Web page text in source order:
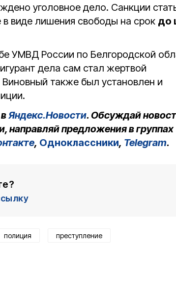
уголовное дело. Санкции
виде лишения свободы на срок до
УМВД России по Белгородской
дела сам стал жертвой
Виновный также был установлен и
Яндекс.Новости. Обсуждай
направляй предложения в группах
, Одноклассники, Telegram.
полиция преступление